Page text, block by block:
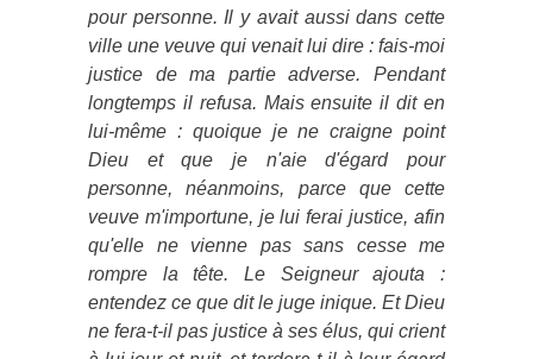
pour personne. Il y avait aussi dans cette
ville une veuve qui venait lui dire : fais-moi
justice de ma partie adverse. Pendant
longtemps il refusa. Mais ensuite il dit en
lui-même : quoique je ne craigne point
Dieu et que je n'aie d'égard pour
personne, néanmoins, parce que cette
veuve m'importune, je lui ferai justice, afin
qu'elle ne vienne pas sans cesse me
rompre la tête. Le Seigneur ajouta :
entendez ce que dit le juge inique. Et Dieu
ne fera-t-il pas justice à ses élus, qui crient